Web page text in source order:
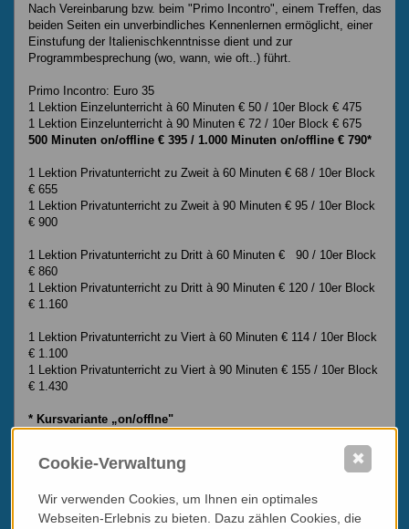
Nach Vereinbarung bzw. beim "Primo Incontro", einem Treffen, das
beiden Seiten ein unverbindliches Kennenlernen ermöglicht, einer
Einstufung der Italienischkenntnisse dient und zur
Programmbesprechung (wo, wann, wie oft..) führt.
Primo Incontro: Euro 35
1 Lektion Einzelunterricht à 60 Minuten € 50 / 10er Block € 475
1 Lektion Einzelunterricht à 90 Minuten € 72 / 10er Block € 675
500 Minuten on/offline € 395 / 1.000 Minuten on/offline € 790*
1 Lektion Privatunterricht zu Zweit à 60 Minuten € 68 / 10er Block
€ 655
1 Lektion Privatunterricht zu Zweit à 90 Minuten € 95 / 10er Block
€ 900
1 Lektion Privatunterricht zu Dritt à 60 Minuten € 90 / 10er Block
€ 860
1 Lektion Privatunterricht zu Dritt à 90 Minuten € 120 / 10er Block
€ 1.160
1 Lektion Privatunterricht zu Viert à 60 Minuten € 114 / 10er Block
€ 1.100
1 Lektion Privatunterricht zu Viert à 90 Minuten € 155 / 10er Block
€ 1.430
* Kursvariante „on/offlne"
Onlinelektionen bevorzugen. In der kalten Jahreszeit oder des
Sommers bei großer Hitze will man nicht immer vor die Haustür
nicht missen. Für den Online-Bereich gelten die unten angeführten
Bedingungen.
Cookie-Verwaltung
Wir verwenden Cookies, um Ihnen ein optimales
Webseiten-Erlebnis zu bieten. Dazu zählen Cookies, die
✖